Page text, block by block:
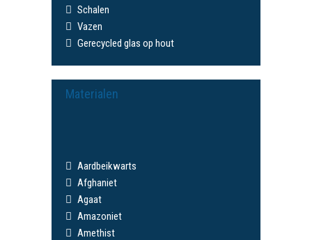
Schalen
Vazen
Gerecycled glas op hout
Materialen
Aardbeikwarts
Afghaniet
Agaat
Amazoniet
Amethist